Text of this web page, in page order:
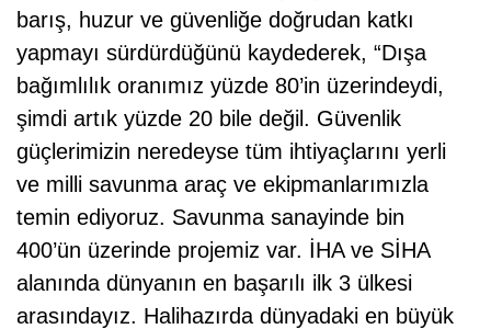
barış, huzur ve güvenliğe doğrudan katkı
yapmayı sürdürdüğünü kaydederek, “Dışa
bağımlılık oranımız yüzde 80’in üzerindeydi,
şimdi artık yüzde 20 bile değil. Güvenlik
güçlerimizin neredeyse tüm ihtiyaçlarını yerli
ve milli savunma araç ve ekipmanlarımızla
temin ediyoruz. Savunma sanayinde bin
400’ün üzerinde projemiz var. İHA ve SİHA
alanında dünyanın en başarılı ilk 3 ülkesi
arasındayız. Halihazırda dünyadaki en büyük